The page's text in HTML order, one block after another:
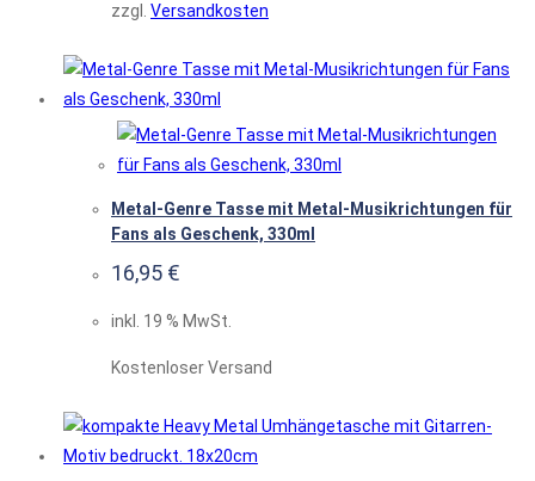
zzgl. Versandkosten
Metal-Genre Tasse mit Metal-Musikrichtungen für
Fans als Geschenk, 330ml
16,95 €
inkl. 19 % MwSt.
Kostenloser Versand